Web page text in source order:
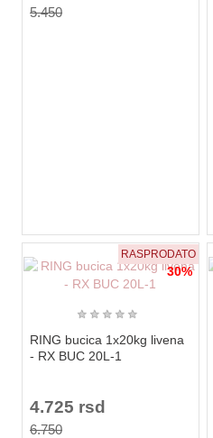
5.450
RASPRODATO
30%
★ ★ ★ ★ ★
RING bucica 1x20kg livena
- RX BUC 20L-1
4.725 rsd
6.750